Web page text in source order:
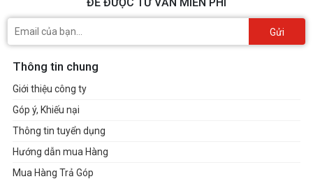
Gửi
Thông tin chung
Giới thiệu công ty
Góp ý, Khiếu nại
Thông tin tuyển dụng
Hướng dẫn mua Hàng
Mua Hàng Trả Góp